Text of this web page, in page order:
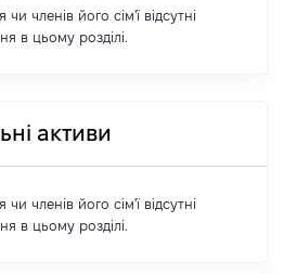
членів його сім'ї відсутні
в цьому розділі.
активи
членів його сім'ї відсутні
в цьому розділі.